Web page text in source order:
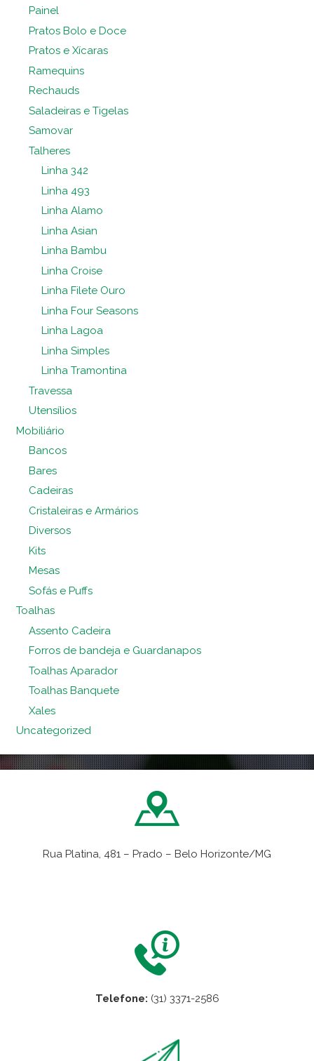
Painel
Pratos Bolo e Doce
Pratos e Xícaras
Ramequins
Rechauds
Saladeiras e Tigelas
Samovar
Talheres
Linha 342
Linha 493
Linha Alamo
Linha Asian
Linha Bambu
Linha Croise
Linha Filete Ouro
Linha Four Seasons
Linha Lagoa
Linha Simples
Linha Tramontina
Travessa
Utensílios
Mobiliário
Bancos
Bares
Cadeiras
Cristaleiras e Armários
Diversos
Kits
Mesas
Sofás e Puffs
Toalhas
Assento Cadeira
Forros de bandeja e Guardanapos
Toalhas Aparador
Toalhas Banquete
Xales
Uncategorized
Rua Platina, 481 – Prado – Belo Horizonte/MG
Telefone: (31) 3371-2586